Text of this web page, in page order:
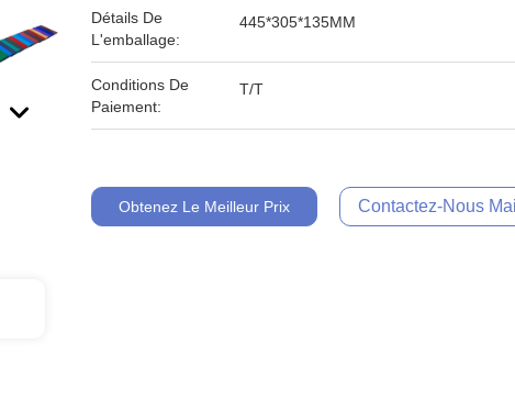
Détails De
L'emballage:
445*305*135MM
Conditions De
Paiement:
T/T
Obtenez Le Meilleur Prix Contactez-Nous